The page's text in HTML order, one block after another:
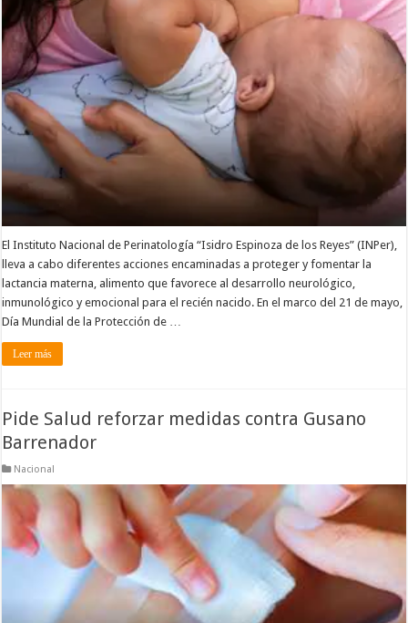
El Instituto Nacional de Perinatología “Isidro Espinoza de los Reyes” (INPer),
lleva a cabo diferentes acciones encaminadas a proteger y fomentar la
lactancia materna, alimento que favorece al desarrollo neurológico,
inmunológico y emocional para el recién nacido. En el marco del 21 de mayo,
Día Mundial de la Protección de …
Leer más
Pide Salud reforzar medidas contra Gusano
Barrenador
Nacional